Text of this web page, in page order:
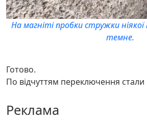
На магніті пробки стружки
темне.
Готово.
По відчуттям переключення
Реклама